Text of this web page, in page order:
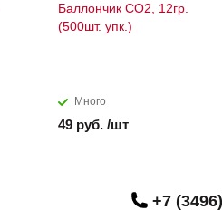
Баллончик СО2, 12гр.
(500шт. упк.)
Много
49 руб. /шт
+7